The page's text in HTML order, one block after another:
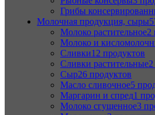
Грибы
Молочная продукция, сыры
Молоко растительное2
Молоко и
Сливки12 продуктов
Сливки растительные
Сыр26 продуктов
Масло сливочное5
Маргарин и спред1
Молоко сгущенное3